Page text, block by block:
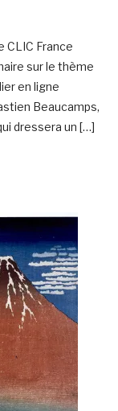
CLIC France
sur le thème
en ligne
Beaucamps,
dressera un […]